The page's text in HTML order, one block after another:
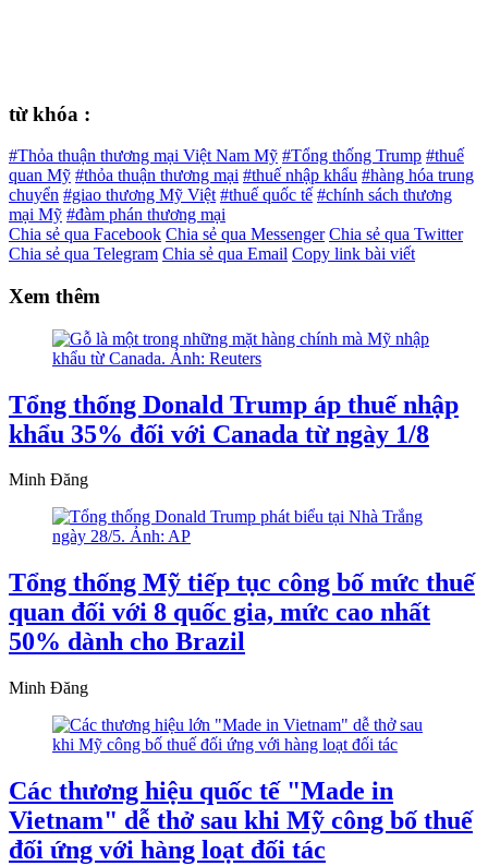
từ khóa :
#Thỏa thuận thương mại Việt Nam Mỹ #Tổng thống Trump #thuế
quan Mỹ #thỏa thuận thương mại #thuế nhập khẩu #hàng hóa trung
chuyển #giao thương Mỹ Việt #thuế quốc tế #chính sách thương
mại Mỹ #đàm phán thương mại
Chia sẻ qua Facebook Chia sẻ qua Messenger Chia sẻ qua Twitter
Chia sẻ qua Telegram Chia sẻ qua Email Copy link bài viết
Xem thêm
Tổng thống Donald Trump áp thuế nhập
khẩu 35% đối với Canada từ ngày 1/8
Minh Đăng
Tổng thống Mỹ tiếp tục công bố mức thuế
quan đối với 8 quốc gia, mức cao nhất
50% dành cho Brazil
Minh Đăng
Các thương hiệu quốc tế "Made in
Vietnam" dễ thở sau khi Mỹ công bố thuế
đối ứng với hàng loạt đối tác